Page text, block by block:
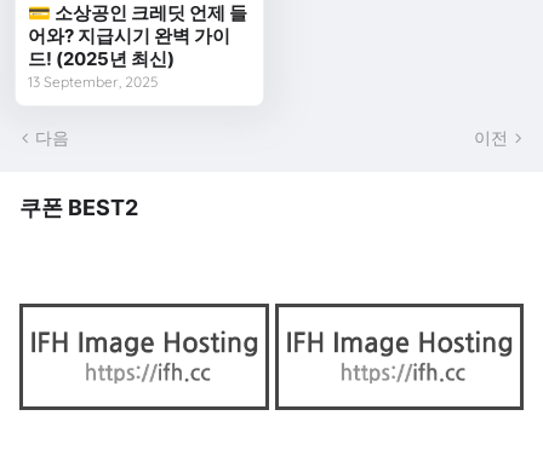
💳 소상공인 크레딧 언제 들
어와? 지급시기 완벽 가이
드! (2025년 최신)
13 September, 2025
다음 이전
쿠폰 BEST2